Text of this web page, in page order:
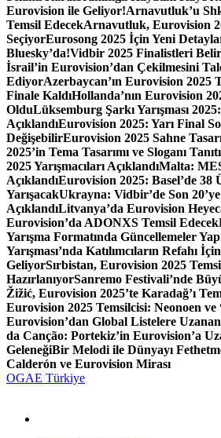
Eurovision ile Geliyor!Arnavutluk’u
Temsil EdecekArnavutluk, Eurovision
SeçiyorEurosong 2025 İçin Yeni
Bluesky’da!Vidbir 2025 Finalistleri
İsrail’in Eurovision’dan Çekilmesini
EdiyorAzerbaycan’ın Eurovision 2025
Finale KaldıHollanda’nın Eurovision
OlduLüksemburg Şarkı Yarışması
AçıklandıEurovision 2025: Yarı Final
DeğişebilirEurovision 2025 Sahne
2025’in Tema Tasarımı ve Sloganı
2025 Yarışmacıları AçıklandıMalta:
AçıklandıEurovision 2025: Basel’de 38
YarışacakUkrayna: Vidbir’de Son
AçıklandıLitvanya’da Eurovision
Eurovision’da ADONXS Temsil Edecek
Yarışma Formatında Güncellemeler
Yarışması’nda Katılımcıların Refahı
GeliyorSırbistan, Eurovision 2025
HazırlanıyorSanremo Festivali’nde
Žižić, Eurovision 2025’te Karadağ’ı
Eurovision 2025 Temsilcisi: Neonoen
Eurovision’dan Global Listelere
da Canção: Portekiz’in Eurovision’a
GeleneğiBir Melodi ile Dünyayı
Calderón ve Eurovision Mirası
OGAE Türkiye